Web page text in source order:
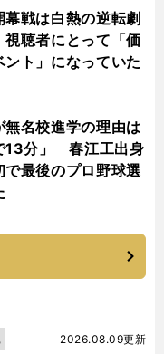
幕戦は白熱の逆転劇
視聴者にとって「価
ント」になっていた
無名校進学の理由は
13分」 春江工出身
で最後のプロ野球選
2026.08.09更新